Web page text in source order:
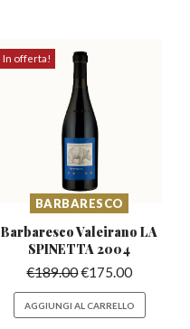
In offerta!
BARBARESCO
Barbaresco ValeiranoLA
SPINETTA 2004
€189.00€175.00
AGGIUNGI AL CARRELLO